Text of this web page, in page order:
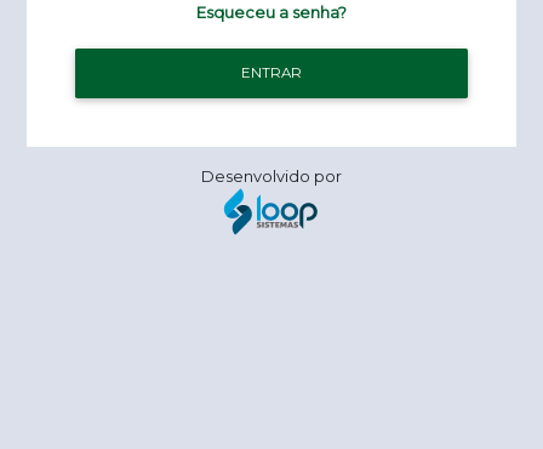
Esqueceu a senha?
ENTRAR
Desenvolvido por